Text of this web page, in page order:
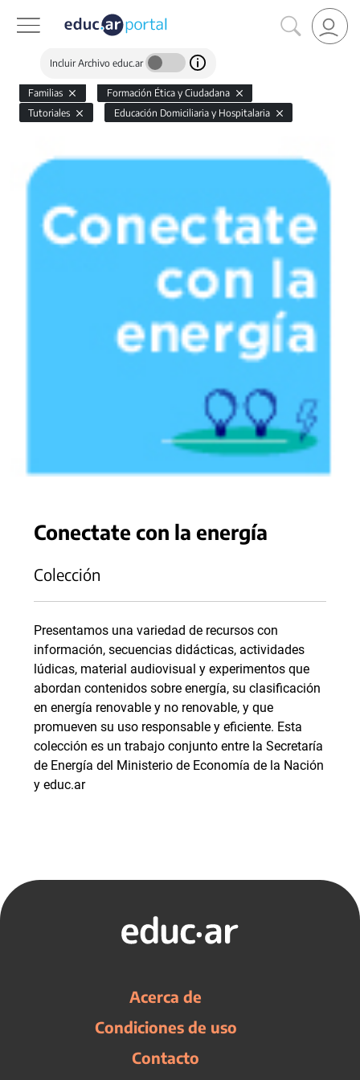
Incluir Archivo educ.ar
Familias
Formación Ética y Ciudadana
Tutoriales
Educación Domiciliaria y Hospitalaria
Conectate con la energía
Colección
Presentamos una variedad de recursos con
información, secuencias didácticas, actividades
lúdicas, material audiovisual y experimentos que
abordan contenidos sobre energía, su clasificación
en energía renovable y no renovable, y que
promueven su uso responsable y eficiente. Esta
colección es un trabajo conjunto entre la Secretaría
de Energía del Ministerio de Economía de la Nación
y educ.ar
Acerca de
Condiciones de uso
Contacto